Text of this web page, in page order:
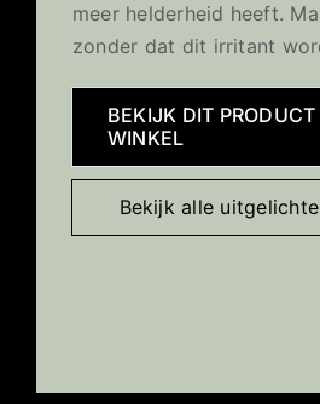
meer helderheid heeft.
zonder dat dit irritant
BEKIJK DIT PRODUCT
WINKEL
Bekijk alle